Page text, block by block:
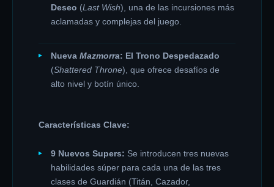
Deseo (Last Wish), una de las incursiones más
aclamadas y complejas del juego.
Nueva Mazmorra: El Trono Despedazado
(Shattered Throne), que ofrece desafíos de
alto nivel y botín único.
Características Clave:
9 Nuevos Supers: Se introducen tres nuevas
habilidades súper para cada una de las tres
clases de Guardián (Titán, Cazador,